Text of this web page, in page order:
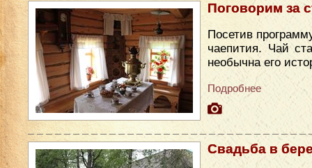
Поговорим за
Посетив
чаепития. Чай
необычна его
Подробнее
Свадьба в